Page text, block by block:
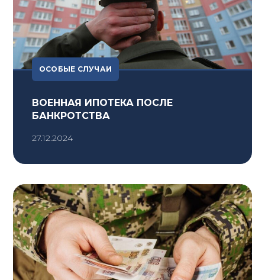
ОСОБЫЕ СЛУЧАИ
ВОЕННАЯ ИПОТЕКА ПОСЛЕ
БАНКРОТСТВА
27.12.2024